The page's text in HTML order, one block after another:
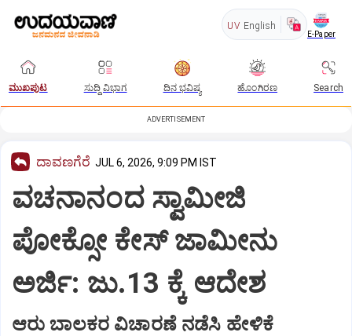
UV English
E-Paper
ಮುಖಪುಟ ಸುದ್ದಿ ವಿಭಾಗ ದಿನ ಭವಿಷ್ಯ ಹೊಂಗಿರಣ Search
ADVERTISEMENT
ದಾವಣಗೆರೆ JUL 6, 2026, 9:09 PM IST
ವಚನಾನಂದ ಸ್ವಾಮೀಜಿ
ಪೋಕ್ಸೋ ಕೇಸ್ ಜಾಮೀನು
ಅರ್ಜಿ: ಜು.13 ಕ್ಕೆ ಆದೇಶ
ಆರು ಬಾಲಕರ ವಿಚಾರಣೆ ನಡೆಸಿ ಹೇಳಿಕೆ